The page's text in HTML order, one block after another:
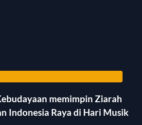
memimpin Ziarah
Indonesia Raya di Hari Musik